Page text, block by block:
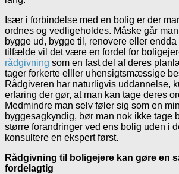
Især i forbindelse med en bolig er der
ordnes og vedligeholdes. Måske går
bygge ud, bygge til, renovere eller
tilfælde vil det være en fordel for
rådgivning som en fast del af deres
tager forkerte elller uhensigtsmæssige
Rådgiveren har naturligvis uddannelse,
erfaring der gør, at man kan tage deres
Medmindre man selv føler sig som en
byggesagkyndig, bør man nok ikke tage
større forandringer ved ens bolig uden i
konsultere en ekspert først.
Rådgivning til boligejere kan gøre en
fordelagtig